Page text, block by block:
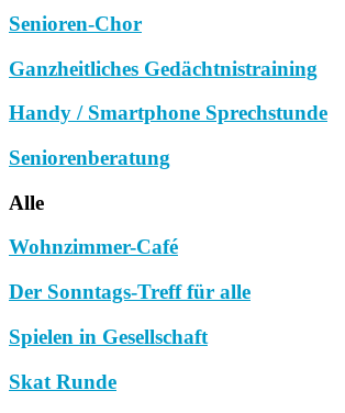
Senioren-Chor
Ganzheitliches Gedächtnistraining
Handy / Smartphone Sprechstunde
Seniorenberatung
Alle
Wohnzimmer-Café
Der Sonntags-Treff für alle
Spielen in Gesellschaft
Skat Runde